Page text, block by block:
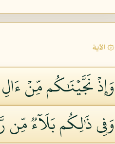
۞ الآية
وَإِذۡ نَجَّيۡنَٰكُم مِّنۡ
وَفِي ذَٰلِكُم بَلَآءٞ مِّن